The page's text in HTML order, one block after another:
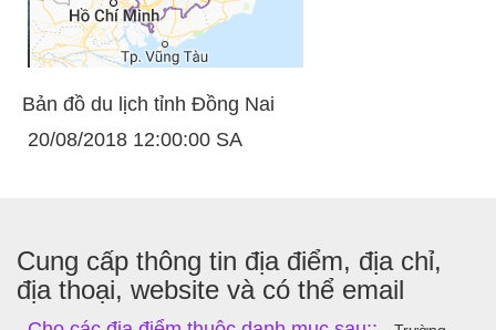
Bản đồ du lịch tỉnh Đồng Nai
20/08/2018 12:00:00 SA
Cung cấp thông tin địa điểm, địa chỉ,
địa thoại, website và có thể email